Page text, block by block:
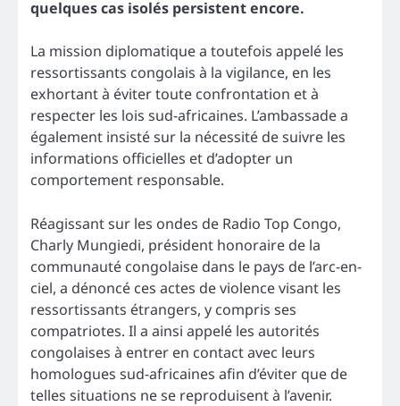
quelques cas isolés persistent encore.
La mission diplomatique a toutefois appelé les
ressortissants congolais à la vigilance, en les
exhortant à éviter toute confrontation et à
respecter les lois sud-africaines. L’ambassade a
également insisté sur la nécessité de suivre les
informations officielles et d’adopter un
comportement responsable.
Réagissant sur les ondes de Radio Top Congo,
Charly Mungiedi, président honoraire de la
communauté congolaise dans le pays de l’arc-en-
ciel, a dénoncé ces actes de violence visant les
ressortissants étrangers, y compris ses
compatriotes. Il a ainsi appelé les autorités
congolaises à entrer en contact avec leurs
homologues sud-africaines afin d’éviter que de
telles situations ne se reproduisent à l’avenir.